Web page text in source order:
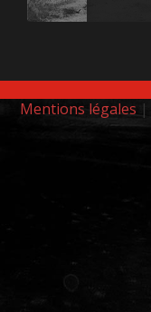
Mentions légales |